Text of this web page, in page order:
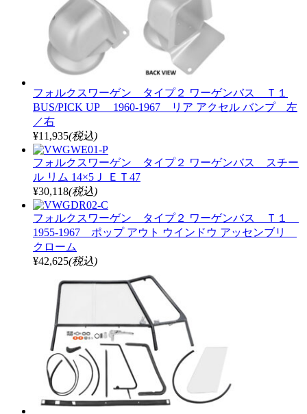
フォルクスワーゲン タイプ２ ワーゲンバス Ｔ１
BUS/PICK UP 1960-1967 リア アクセル バンプ 左
／右
¥11,935(税込)
フォルクスワーゲン タイプ２ ワーゲンバス スチー
ル リム 14×5Ｊ ＥＴ47
¥30,118(税込)
フォルクスワーゲン タイプ２ ワーゲンバス Ｔ１
1955-1967 ポップ アウト ウインドウ アッセンブリ
クローム
¥42,625(税込)